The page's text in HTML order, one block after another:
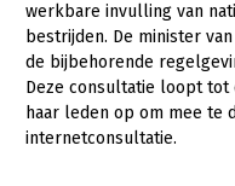
Dier
Biologische
Geitenhouderij
Plant
Akkerbouw
Multifunctionele
werkbare invulling van
bestrijden. De minister
de bijbehorende
Deze consultatie loopt tot
haar leden op om mee te
internetconsultatie.